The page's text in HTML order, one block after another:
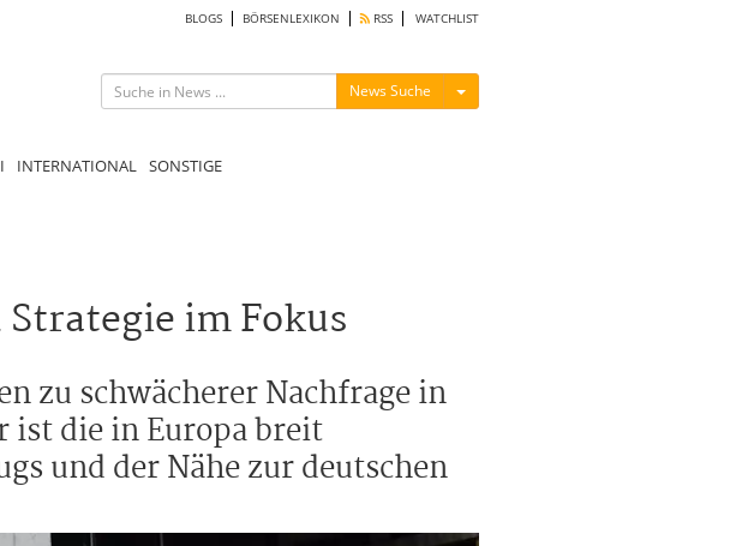
BLOGS BÖRSENLEXIKON RSS WATCHLIST
News Suche Menü ein-/ausblenden
INTERNATIONAL SONSTIGE
im Fokus
zu schwächerer Nachfrage in
ist die in Europa breit
und der Nähe zur deutschen